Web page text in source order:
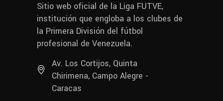
Sitio web oficial de la Liga FUTVE,
institución que engloba a los clubes de
la Primera División del fútbol
profesional de Venezuela.
Av. Los Cortijos, Quinta
Chirimena, Campo Alegre -
Caracas